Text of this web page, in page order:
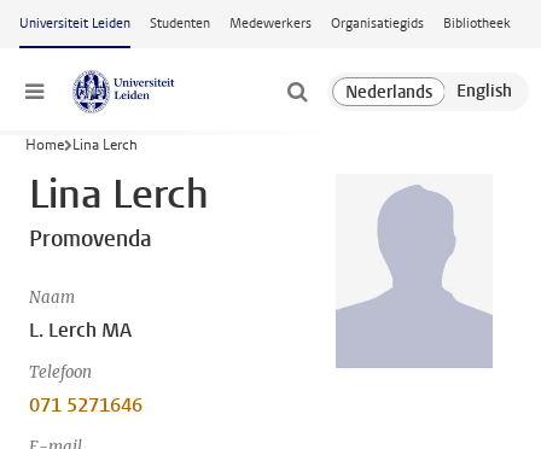
Ga naar hoofdinhoud
Universiteit Leiden Studenten Medewerkers Organisatiegids Bibliotheek
Menu
Home Lina Lerch
Lina Lerch
Promovenda
Naam
L. Lerch MA
Telefoon
071 5271646